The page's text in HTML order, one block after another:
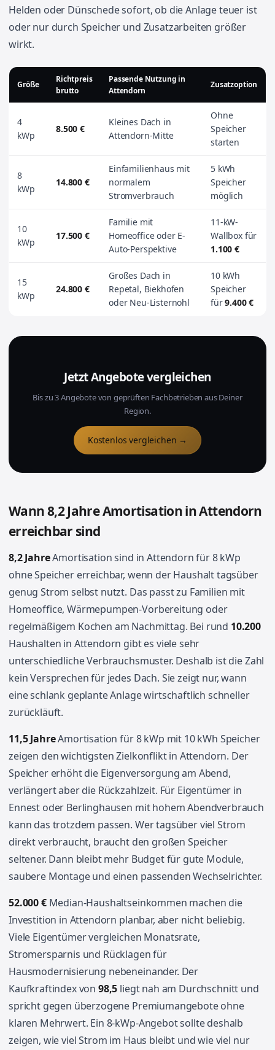
Helden oder Dünschede sofort, ob die Anlage teuer ist
oder nur durch Speicher und Zusatzarbeiten größer
wirkt.
Größe
Richtpreis
brutto
Passende Nutzung in
Attendorn
Zusatzoption
4
kWp
8.500 €
Kleines Dach in
Attendorn-Mitte
Ohne
Speicher
starten
8
kWp
14.800 €
Einfamilienhaus mit
normalem
Stromverbrauch
5 kWh
Speicher
möglich
10
kWp
17.500 €
Familie mit
Homeoffice oder E-
Auto-Perspektive
11-kW-
Wallbox für
1.100 €
15
kWp
24.800 €
Großes Dach in
Repetal, Biekhofen
oder Neu-Listernohl
10 kWh
Speicher
für9.400 €
Jetzt Angebote vergleichen
Bis zu 3 Angebote von geprüften Fachbetrieben aus Deiner
Region.
Kostenlos vergleichen →
Wann 8,2 Jahre Amortisation in Attendorn
erreichbar sind
8,2 JahreAmortisation sind in Attendorn für 8 kWp
ohne Speicher erreichbar, wenn der Haushalt tagsüber
genug Strom selbst nutzt. Das passt zu Familien mit
Homeoffice, Wärmepumpen-Vorbereitung oder
regelmäßigem Kochen am Nachmittag. Bei rund 10.200
Haushalten in Attendorn gibt es viele sehr
unterschiedliche Verbrauchsmuster. Deshalb ist die Zahl
kein Versprechen für jedes Dach. Sie zeigt nur, wann
eine schlank geplante Anlage wirtschaftlich schneller
zurückläuft.
11,5 JahreAmortisation für 8 kWp mit 10 kWh Speicher
zeigen den wichtigsten Zielkonflikt in Attendorn. Der
Speicher erhöht die Eigenversorgung am Abend,
verlängert aber die Rückzahlzeit. Für Eigentümer in
Ennest oder Berlinghausen mit hohem Abendverbrauch
kann das trotzdem passen. Wer tagsüber viel Strom
direkt verbraucht, braucht den großen Speicher
seltener. Dann bleibt mehr Budget für gute Module,
saubere Montage und einen passenden Wechselrichter.
52.000 €Median-Haushaltseinkommen machen die
Investition in Attendorn planbar, aber nicht beliebig.
Viele Eigentümer vergleichen Monatsrate,
Stromersparnis und Rücklagen für
Hausmodernisierung nebeneinander. Der
Kaufkraftindex von 98,5 liegt nah am Durchschnitt und
spricht gegen überzogene Premiumangebote ohne
klaren Mehrwert. Ein 8-kWp-Angebot sollte deshalb
zeigen, wie viel Strom im Haus bleibt und wie viel nur